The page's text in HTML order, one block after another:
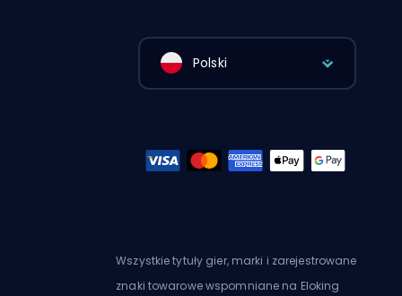
Polski
Wszystkie tytuły gier, marki i zarejestrowane
znaki towarowe wspomniane na Eloking